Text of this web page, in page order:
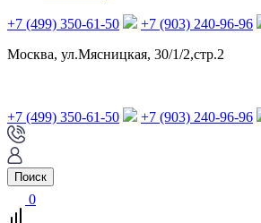
+7 (499) 350-61-50 +7 (903) 240-96-96
Москва, ул.Мясницкая, 30/1/2,стр.2
+7 (499) 350-61-50 +7 (903) 240-96-96
Поиск
0